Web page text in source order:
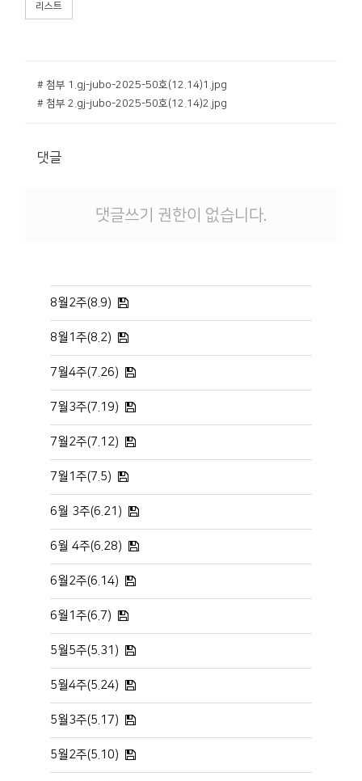
리스트
# 첨부 1.gj-jubo-2025-50호(12.14)1.jpg
# 첨부 2.gj-jubo-2025-50호(12.14)2.jpg
댓글
댓글쓰기 권한이 없습니다.
8월2주(8.9)
8월1주(8.2)
7월4주(7.26)
7월3주(7.19)
7월2주(7.12)
7월1주(7.5)
6월 3주(6.21)
6월 4주(6.28)
6월2주(6.14)
6월1주(6.7)
5월5주(5.31)
5월4주(5.24)
5월3주(5.17)
5월2주(5.10)